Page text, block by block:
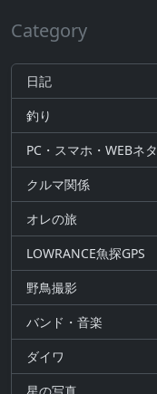
Category
日記
釣り
PC・スマホ・WEBネタ
クルマ関係
オレの旅
LOWRANCE魚探GPS
野鳥撮影
バンド・音楽
ダイワ
星の写真